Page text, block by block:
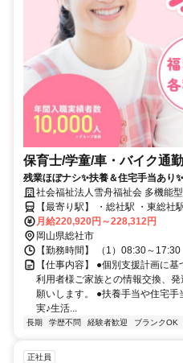
保育士/学童/車・バイク通
残業ほぼナシ✨扶養＆住宅手当あり
法人運営❗️療育支援のお仕事です❗️
社会福祉法人雪舟福祉会 多機能
【最寄り駅】 ・総社駅 ・東総社
月給220,920円～228,312円
岡山県総社市
【勤務時間】 （1）08:30～
【仕事内容】 ●個別支援計画に
利用者様ご家族との情報交換、
願いします。 ●扶養手当や住宅
実♪生活...
長期 学歴不問 経験者歓迎 ブランクOK
正社員